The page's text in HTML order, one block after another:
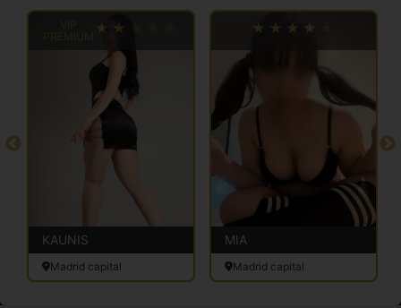
KAUNIS
Madrid capital
MIA
Madrid capital